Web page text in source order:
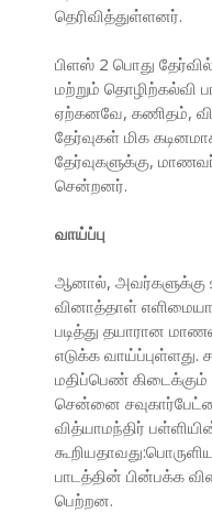
தெரிவித்துள்ளனர்.
பிளஸ் 2 பொது
மற்றும் தொழிற்கல்வி
ஏற்கனவே, கணிதம்,
தேர்வுகள் மிக
தேர்வுகளுக்கு,
சென்றனர்.
வாய்ப்பு
ஆனால், அவர்களுக்கு
வினாத்தாள்
படித்து தயாரான
எடுக்க வாய்ப்புள்ளது.
மதிப்பெண் கிடைக்கும்
சென்னை
வித்யாமந்திர்
பாடத்தின் பின்பக்க
பெற்றன.